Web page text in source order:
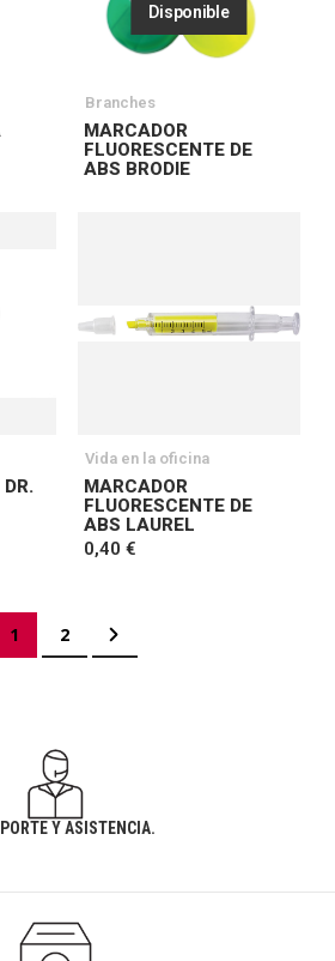
Disponible
Branches
MARCADOR
FLUORESCENTE DE
ABS BRODIE
Vida en la oficina
MARCADOR
FLUORESCENTE DE
ABS LAUREL
0,40 €
Actualmente estás leyendo página
1 Página
2 Página
Siguiente
Y ASISTENCIA.